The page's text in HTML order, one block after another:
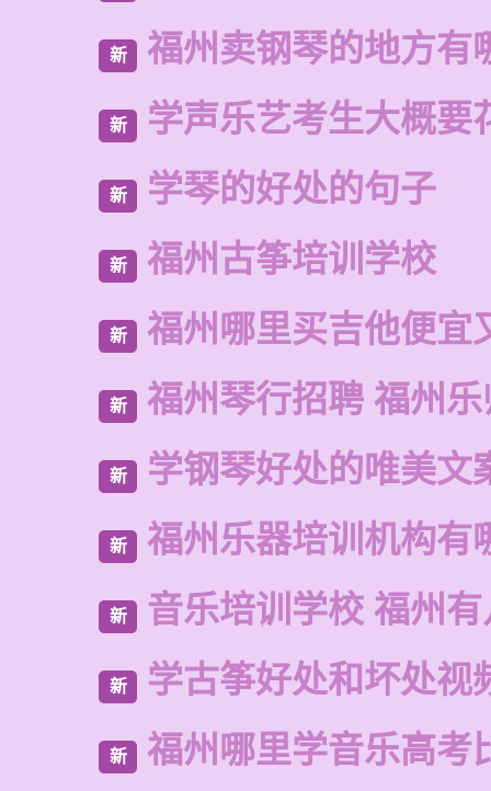
新 福州卖钢琴的地方有
新 学声乐艺考生大概要
新 学琴的好处的句子
新 福州古筝培训学校
新 福州哪里买吉他便宜
新 福州琴行招聘 福州乐
新 学钢琴好处的唯美文
新 福州乐器培训机构有
新 音乐培训学校 福州
新 学古筝好处和坏处视
新 福州哪里学音乐高考